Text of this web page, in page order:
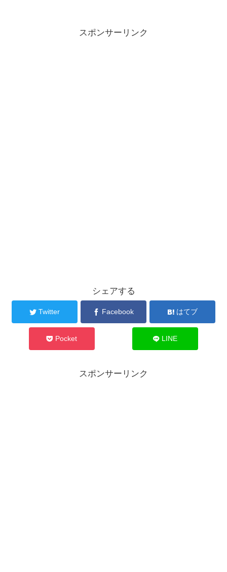
スポンサーリンク
シェアする
Twitter Facebook はてブ
Pocket LINE
スポンサーリンク